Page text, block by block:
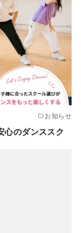
お知らせ
心のダンススク